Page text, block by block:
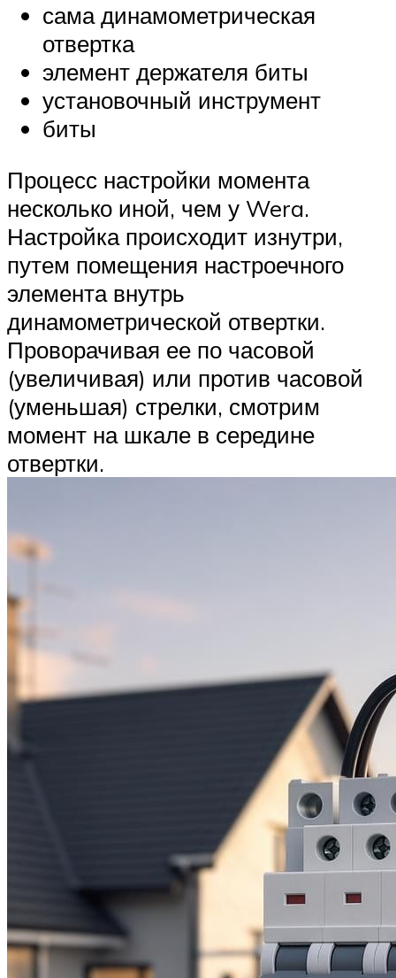
сама динамометрическая
отвертка
элемент держателя биты
установочный инструмент
биты
Процесс настройки момента
несколько иной, чем у Wera.
Настройка происходит изнутри,
путем помещения настроечного
элемента внутрь
динамометрической отвертки.
Проворачивая ее по часовой
(увеличивая) или против часовой
(уменьшая) стрелки, смотрим
момент на шкале в середине
отвертки.